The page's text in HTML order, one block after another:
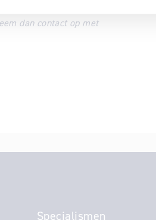
dan contact op met
Specialismen